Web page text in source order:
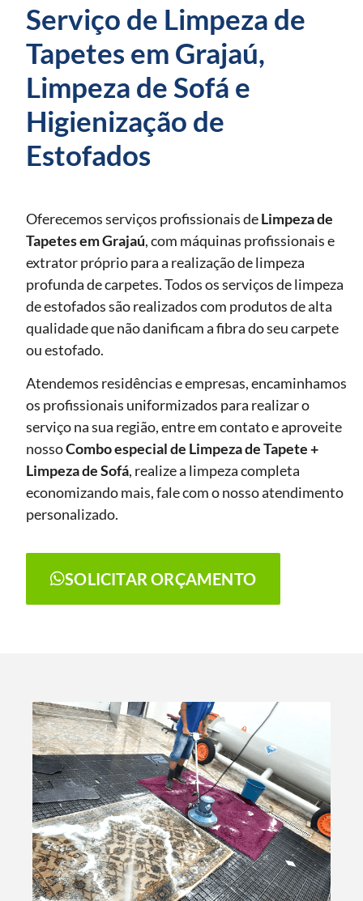
Serviço de Limpeza de
Tapetes em Grajaú,
Limpeza de Sofá e
Higienização de
Estofados
Oferecemos serviços profissionais deLimpeza de
Tapetesem Grajaú, com máquinas profissionais e
extrator próprio para a realização de limpeza
profunda de carpetes. Todos os serviços de limpeza
de estofados são realizados com produtos de alta
qualidade que não danificam a fibra do seu carpete
ou estofado.
Atendemos residências e empresas, encaminhamos
os profissionais uniformizados para realizar o
serviço na sua região, entre em contato e aproveite
nossoCombo especial de Limpeza de Tapete +
Limpeza de Sofá, realize a limpeza completa
economizando mais, fale com o nosso atendimento
personalizado.
SOLICITAR ORÇAMENTO